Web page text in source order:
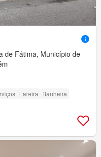
de Fátima, Município de
Lareira Banheira